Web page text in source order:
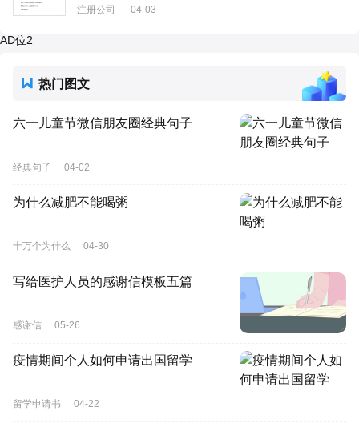
注册公司 04-03
AD位2
热门图文
六一儿童节微信朋友圈经典句子
经典句子 04-02
为什么减肥不能喝粥
十万个为什么 04-30
写给医护人员的感谢信模板五篇
感谢信 05-26
疫情期间个人如何申请出国留学
留学申请书 04-22